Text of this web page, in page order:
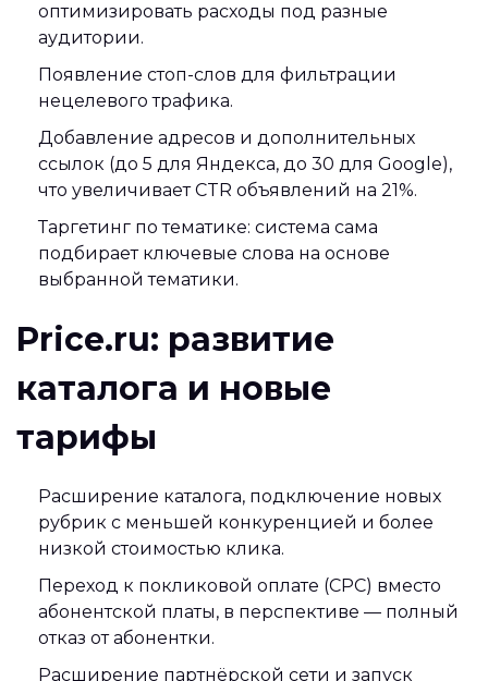
оптимизировать расходы под разные
аудитории.
Появление стоп-слов для фильтрации
нецелевого трафика.
Добавление адресов и дополнительных
ссылок (до 5 для Яндекса, до 30 для Google),
что увеличивает CTR объявлений на 21%.
Таргетинг по тематике: система сама
подбирает ключевые слова на основе
выбранной тематики.
Price.ru: развитие
каталога и новые
тарифы
Расширение каталога, подключение новых
рубрик с меньшей конкуренцией и более
низкой стоимостью клика.
Переход к покликовой оплате (CPC) вместо
абонентской платы, в перспективе — полный
отказ от абонентки.
Расширение партнёрской сети и запуск